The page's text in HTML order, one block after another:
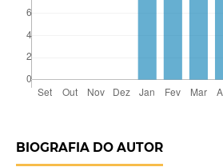
BIOGRAFIA DO AUTOR